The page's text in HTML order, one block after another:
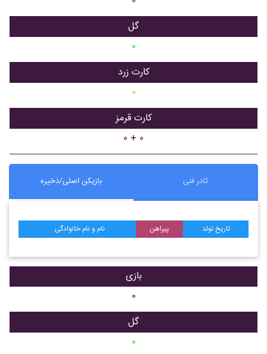
گل
۰
کارت زرد
۰
کارت قرمز
۰ + ۰
بازیکن اصلی/ذخیره کادر فنی
نام و نام خانوادگی پیراهن تاریخ تولد
بازی
۰
گل
۰